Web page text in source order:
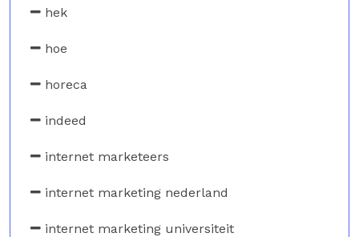
hek
hoe
horeca
indeed
internet marketeers
internet marketing nederland
internet marketing universiteit